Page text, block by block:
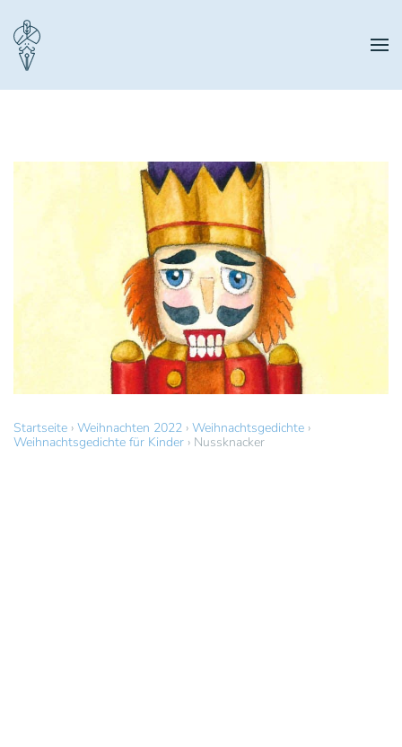
Zum Hauptinhalt springen
Startseite › Weihnachten 2022 › Weihnachtsgedichte ›
Weihnachtsgedichte für Kinder › Nussknacker